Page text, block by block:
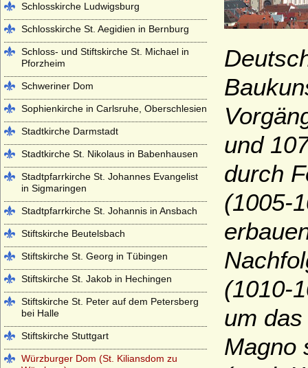
und
durch
(1005-
(1010-
um
Magno
Schlosskirche Ludwigsburg
Schlosskirche St. Aegidien in Bernburg
Schloss- und Stiftskirche St. Michael in
Pforzheim
Schweriner Dom
Sophienkirche in Carlsruhe, Oberschlesien
Stadtkirche Darmstadt
Stadtkirche St. Nikolaus in Babenhausen
Stadtpfarrkirche St. Johannes Evangelist
in Sigmaringen
Stadtpfarrkirche St. Johannis in Ansbach
Stiftskirche Beutelsbach
Stiftskirche St. Georg in Tübingen
Stiftskirche St. Jakob in Hechingen
Stiftskirche St. Peter auf dem Petersberg
bei Halle
Stiftskirche Stuttgart
Würzburger Dom (St. Kiliansdom zu